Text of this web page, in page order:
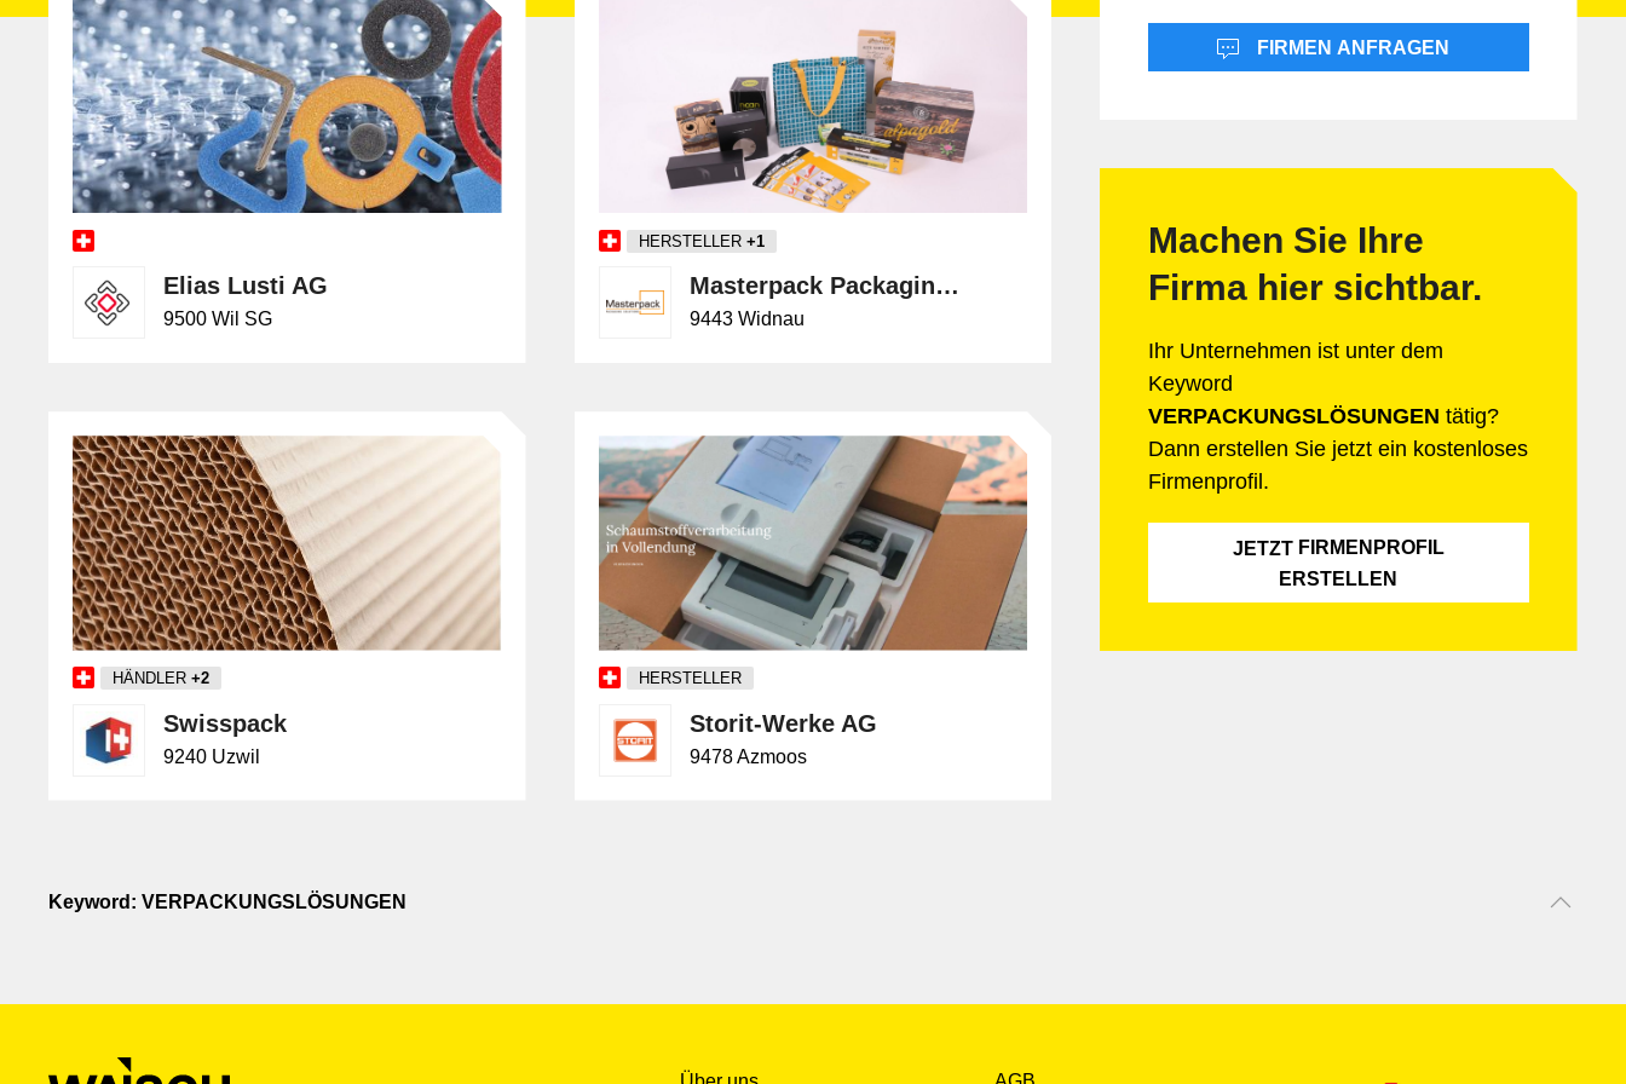
Hotellerie
Informatik & Web
Marketing
Möbel & Einrichtung
Mobilität
Schmuck & Uhren
Unternehmensberatung
Elias Lusti AG
9500 Wil SG
HERSTELLER +1
Masterpack Packaging Solutions GmbH
9443 Widnau
HÄNDLER +2
Swisspack
9240 Uzwil
HERSTELLER
Storit-Werke AG
9478 Azmoos
FIRMEN ANFRAGEN
Machen Sie Ihre
Firma hier sichtbar.
Ihr Unternehmen ist unter dem
Keyword
VERPACKUNGSLÖSUNGEN tätig?
Dann erstellen Sie jetzt ein kostenloses
Firmenprofil.
JETZT FIRMENPROFIL
ERSTELLEN
Keyword: VERPACKUNGSLÖSUNGEN